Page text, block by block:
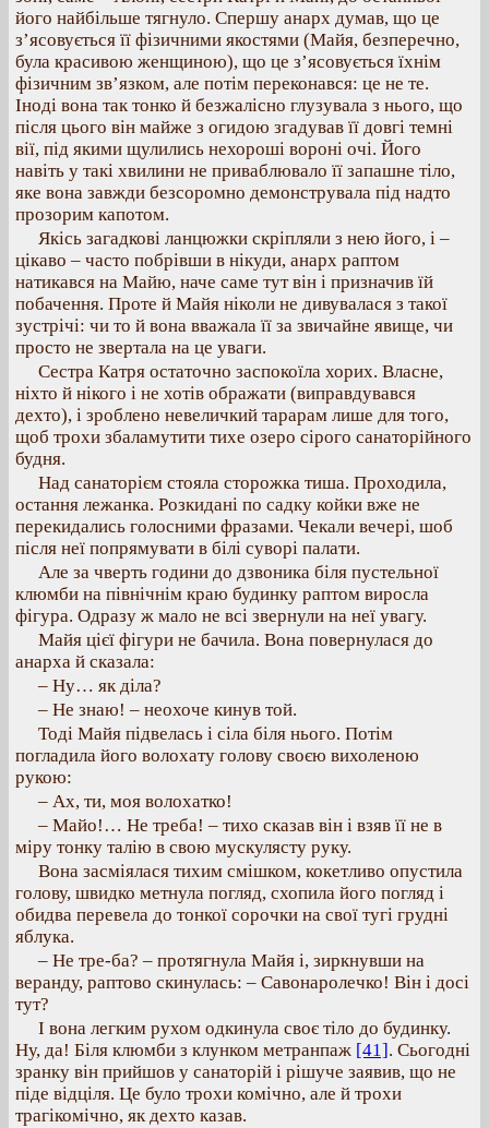
його найбільше тягнуло. Спершу анарх думав, що це
з’ясовується її фізичними якостями (Майя, безперечно,
була красивою женщиною), що це з’ясовується їхнім
фізичним зв’язком, але потім переконався: це не те.
Іноді вона так тонко й безжалісно глузувала з нього, що
після цього він майже з огидою згадував її довгі темні
вії, під якими щулились нехороші вороні очі. Його
навіть у такі хвилини не приваблювало її запашне тіло,
яке вона завжди безсоромно демонструвала під надто
прозорим капотом.
Якісь загадкові ланцюжки скріпляли з нею його, і –
цікаво – часто побрівши в нікуди, анарх раптом
натикався на Майю, наче саме тут він і призначив їй
побачення. Проте й Майя ніколи не дивувалася з такої
зустрічі: чи то й вона вважала її за звичайне явище, чи
просто не звертала на це уваги.
Сестра Катря остаточно заспокоїла хорих. Власне,
ніхто й нікого і не хотів ображати (виправдувався
дехто), і зроблено невеличкий тарарам лише для того,
щоб трохи збаламутити тихе озеро сірого санаторійного
будня.
Над санаторієм стояла сторожка тиша. Проходила,
остання лежанка. Розкидані по садку койки вже не
перекидались голосними фразами. Чекали вечері, шоб
після неї попрямувати в білі суворі палати.
Але за чверть години до дзвоника біля пустельної
клюмби на північнім краю будинку раптом виросла
фігура. Одразу ж мало не всі звернули на неї увагу.
Майя цієї фігури не бачила. Вона повернулася до
анарха й сказала:
– Ну… як діла?
– Не знаю! – неохоче кинув той.
Тоді Майя підвелась і сіла біля нього. Потім
погладила його волохату голову своєю вихоленою
рукою:
– Ах, ти, моя волохатко!
– Майо!… Не треба! – тихо сказав він і взяв її не в
міру тонку талію в свою мускулясту руку.
Вона засміялася тихим смішком, кокетливо опустила
голову, швидко метнула погляд, схопила його погляд і
обидва перевела до тонкої сорочки на свої тугі грудні
яблука.
– Не тре-ба? – протягнула Майя і, зиркнувши на
веранду, раптово скинулась: – Савонаролечко! Він і досі
тут?
І вона легким рухом одкинула своє тіло до будинку.
Ну, да! Біля клюмби з клунком метранпаж [41]. Сьогодні
зранку він прийшов у санаторій і рішуче заявив, що не
піде відціля. Це було трохи комічно, але й трохи
трагікомічно, як дехто казав.